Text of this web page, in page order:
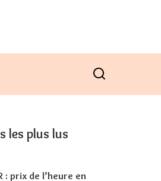
les plus lus
: prix de l’heure en